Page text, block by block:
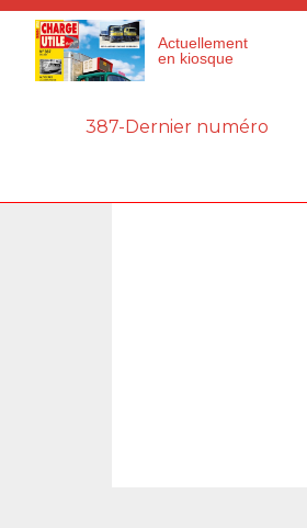
Actuellement
en kiosque
387-Dernier numéro
Panneau de gestion des cookies